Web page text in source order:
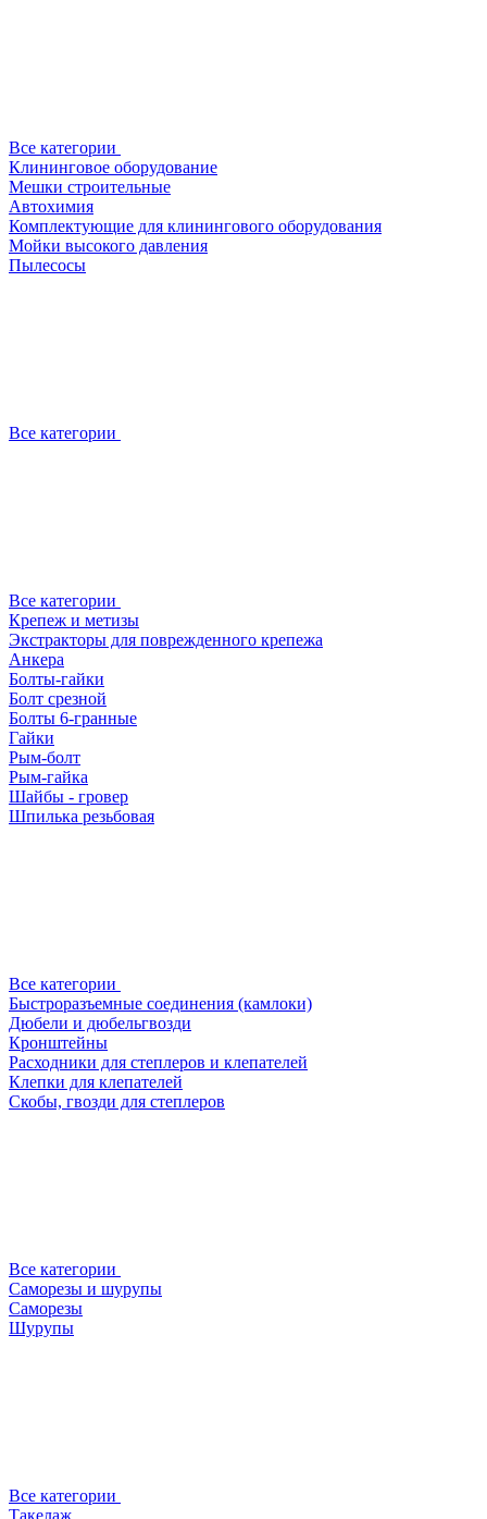
Все категории
Клининговое оборудование
Мешки строительные
Автохимия
Комплектующие для клинингового оборудования
Мойки высокого давления
Пылесосы
Все категории
Все категории
Крепеж и метизы
Экстракторы для поврежденного крепежа
Анкера
Болты-гайки
Болт срезной
Болты 6-гранные
Гайки
Рым-болт
Рым-гайка
Шайбы - гровер
Шпилька резьбовая
Все категории
Быстроразъемные соединения (камлоки)
Дюбели и дюбельгвозди
Кронштейны
Расходники для степлеров и клепателей
Клепки для клепателей
Скобы, гвозди для степлеров
Все категории
Саморезы и шурупы
Саморезы
Шурупы
Все категории
Такелаж